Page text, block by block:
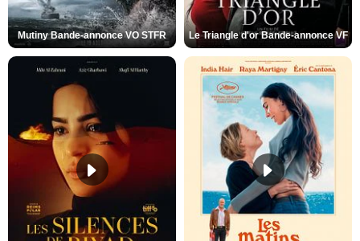
Mutiny Bande-annonce VO STFR Le Triangle d'or Bande-annonce VF